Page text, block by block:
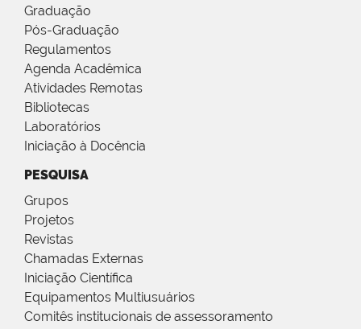
Graduação
Pós-Graduação
Regulamentos
Agenda Acadêmica
Atividades Remotas
Bibliotecas
Laboratórios
Iniciação à Docência
PESQUISA
Grupos
Projetos
Revistas
Chamadas Externas
Iniciação Científica
Equipamentos Multiusuários
Comitês institucionais de assessoramento